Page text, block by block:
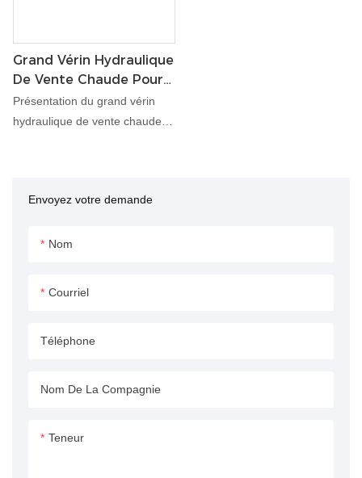
Envoyez votre demande
Nom
Courriel
Téléphone
Nom De La Compagnie
Teneur
Grand Vérin Hydraulique
De Vente Chaude Pour
Machine De Presse
Présentation du grand vérin
hydraulique de vente chaude
élevées des machines de
robuste est conçu pour offrir
usage intensif. Construit avec
première qualité, ce vérin
optimales